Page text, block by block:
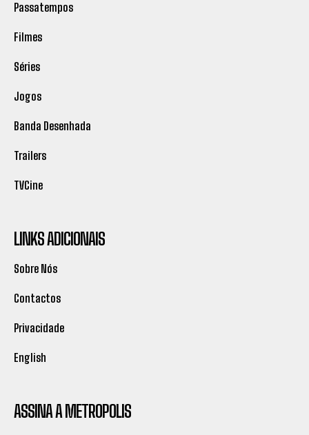
Passatempos
Filmes
Séries
Jogos
Banda Desenhada
Trailers
TVCine
LINKS ADICIONAIS
Sobre Nós
Contactos
Privacidade
English
ASSINA A METROPOLIS